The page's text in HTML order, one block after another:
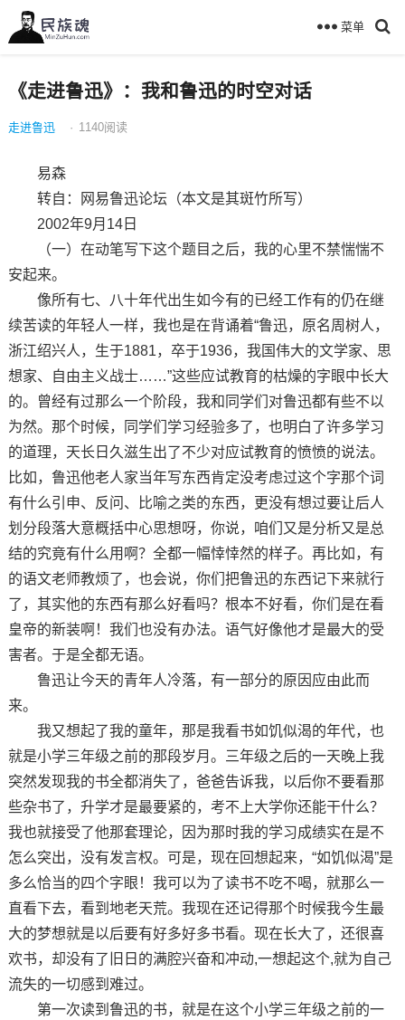
菜单
《走进鲁迅》：我和鲁迅的时空对话
走进鲁迅 · 1140阅读
易森
转自：网易鲁迅论坛（本文是其斑竹所写）
2002年9月14日
（一）在动笔写下这个题目之后，我的心里不禁惴惴不
安起来。
像所有七、八十年代出生如今有的已经工作有的仍在继
续苦读的年轻人一样，我也是在背诵着“鲁迅，原名周树人，
浙江绍兴人，生于1881，卒于1936，我国伟大的文学家、思
想家、自由主义战士……”这些应试教育的枯燥的字眼中长大
的。曾经有过那么一个阶段，我和同学们对鲁迅都有些不以
为然。那个时候，同学们学习经验多了，也明白了许多学习
的道理，天长日久滋生出了不少对应试教育的愤愤的说法。
比如，鲁迅他老人家当年写东西肯定没考虑过这个字那个词
有什么引申、反问、比喻之类的东西，更没有想过要让后人
划分段落大意概括中心思想呀，你说，咱们又是分析又是总
结的究竟有什么用啊？全都一幅悻悻然的样子。再比如，有
的语文老师教烦了，也会说，你们把鲁迅的东西记下来就行
了，其实他的东西有那么好看吗？根本不好看，你们是在看
皇帝的新装啊！我们也没有办法。语气好像他才是最大的受
害者。于是全都无语。
鲁迅让今天的青年人冷落，有一部分的原因应由此而
来。
我又想起了我的童年，那是我看书如饥似渴的年代，也
就是小学三年级之前的那段岁月。三年级之后的一天晚上我
突然发现我的书全都消失了，爸爸告诉我，以后你不要看那
些杂书了，升学才是最要紧的，考不上大学你还能干什么？
我也就接受了他那套理论，因为那时我的学习成绩实在是不
怎么突出，没有发言权。可是，现在回想起来，“如饥似渴”是
多么恰当的四个字眼！我可以为了读书不吃不喝，就那么一
直看下去，看到地老天荒。我现在还记得那个时候我今生最
大的梦想就是以后要有好多好多书看。现在长大了，还很喜
欢书，却没有了旧日的满腔兴奋和冲动,一想起这个,就为自己
流失的一切感到难过。
第一次读到鲁迅的书，就是在这个小学三年级之前的一